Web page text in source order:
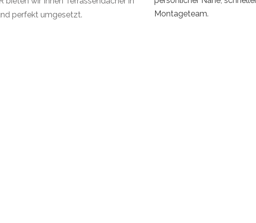
perfekt umgesetzt.
Montageteam.